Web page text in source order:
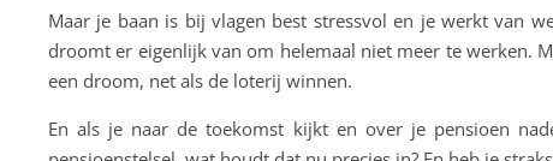
Maar je baan is bij vlagen best stressvol en je werkt van
droomt er eigenlijk van om helemaal niet meer te werken.
een droom, net als de loterij winnen.
En als je naar de toekomst kijkt en over je pensioen